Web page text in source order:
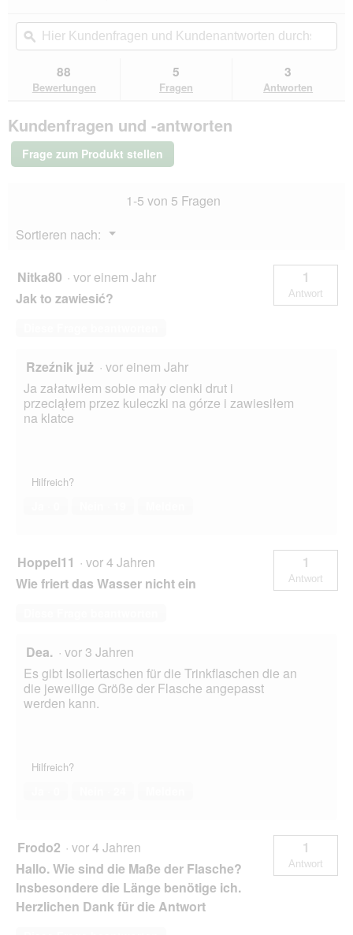
5
lesen
AniOne
ml
Aktion
navigierst
du
Hier
Kundenfragen
und
Kundenantworten
durchsuchen
ϙ
88
Bewertungen
5
Fragen
3
Antworten
Kundenfragen und -antworten
Frage zum Produkt stellen
1-5 von 5 Fragen
Sortieren nach:
▼
Menü
Nitka80 · vor einem Jahr
Jak to zawiesić?
1
Antwort
Rzeźnik już · vor einem Jahr
Ja załatwiłem sobie mały cienki drut i
przeciąłem przez kuleczki na górze i zawiesiłem
na klatce
Hilfreich?
Hoppel11 · vor 4 Jahren
Wie friert das Wasser nicht ein
1
Antwort
Dea. · vor 3 Jahren
Es gibt Isoliertaschen für die Trinkflaschen die an
die jeweilige Größe der Flasche angepasst
werden kann.
Hilfreich?
Frodo2 · vor 4 Jahren
Hallo. Wie sind die Maße der Flasche?
Insbesondere die Länge benötige ich.
Herzlichen Dank für die Antwort
1
Antwort